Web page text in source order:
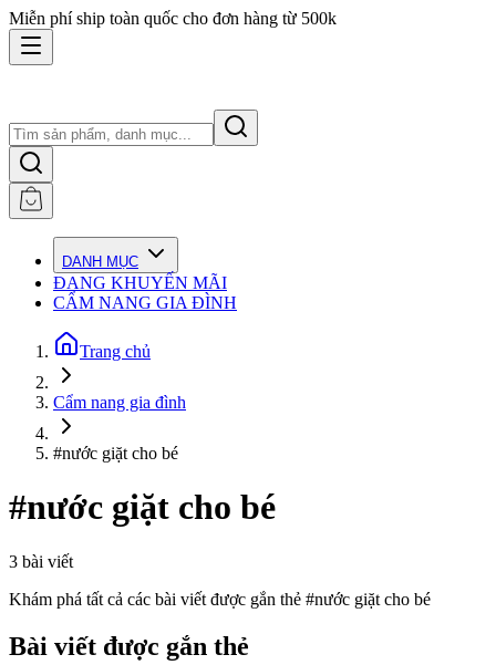
Miễn phí ship toàn quốc cho đơn hàng từ 500k
DANH MỤC
ĐANG KHUYẾN MÃI
CẨM NANG GIA ĐÌNH
Trang chủ
Cẩm nang gia đình
#nước giặt cho bé
#nước giặt cho bé
3 bài viết
Khám phá tất cả các bài viết được gắn thẻ #nước giặt cho bé
Bài viết được gắn thẻ